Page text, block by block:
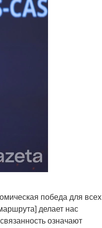
победа для всех
делает нас
означают